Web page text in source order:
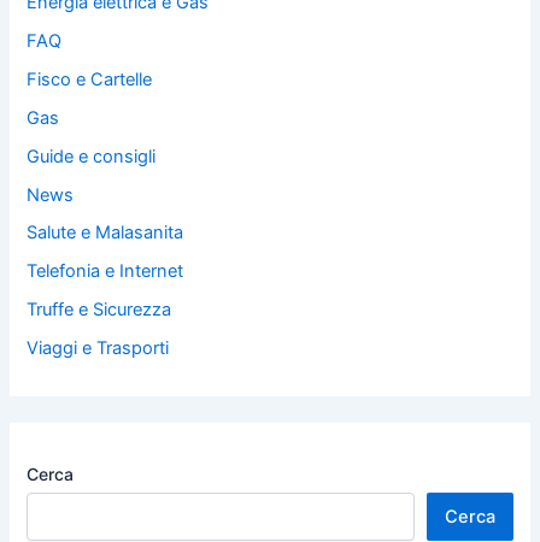
FAQ
Fisco e Cartelle
Gas
Guide e consigli
News
Salute e Malasanita
Telefonia e Internet
Truffe e Sicurezza
Viaggi e Trasporti
Cerca
Cerca